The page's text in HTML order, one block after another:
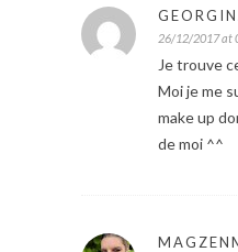
26/12/2017 at
Je trouve
Moi je me
make up
de moi ^^